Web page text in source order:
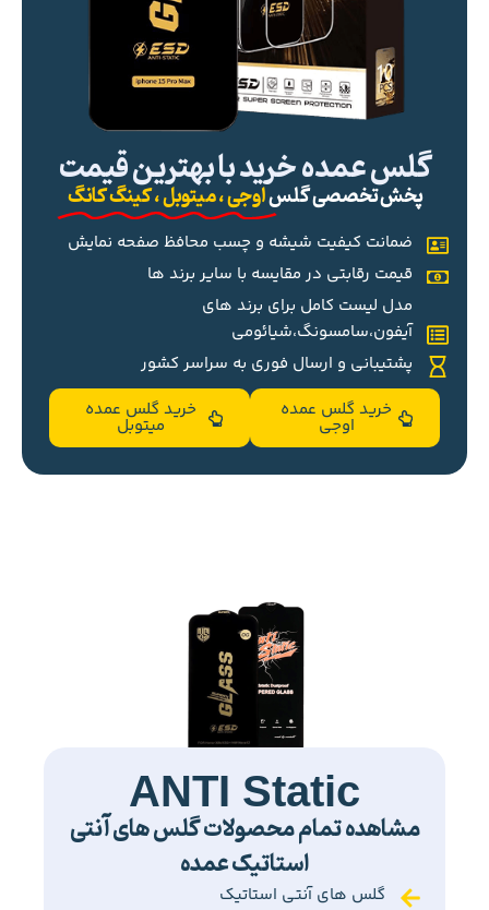
گلس عمده خرید با بهترین قیمت
پخش تخصصی گلساوجی ، میتوبل ، کینگ کانگ
ضمانت کیفیت شیشه و چسب محافظ صفحه نمایش
قیمت رقابتی در مقایسه با سایر برند ها
مدل لیست کامل برای برند های
آیفون،سامسونگ،شیائومی
پشتیبانی و ارسال فوری به سراسر کشور
خرید گلس عمده
اوجی
خرید گلس عمده
میتوبل
ANTI Static
مشاهده تمام محصولات گلس های آنتی
استاتیک عمده
گلس های آنتی استاتیک